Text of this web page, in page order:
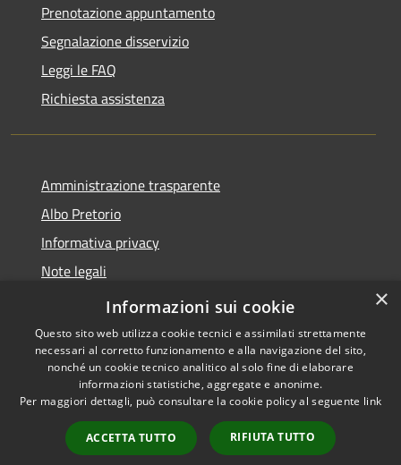
Prenotazione appuntamento
Segnalazione disservizio
Leggi le FAQ
Richiesta assistenza
Amministrazione trasparente
Albo Pretorio
Informativa privacy
Note legali
Dichiarazione di accessibilità
Accessibilità
Copyright © 2026 • Comune di
Martirano • Powered by
Municipium•
Accesso
redazione
×
Informazioni sui cookie
Questo sito web utilizza cookie tecnici e assimilati strettamente
necessari al corretto funzionamento e alla navigazione del sito,
nonché un cookie tecnico analitico al solo fine di elaborare
informazioni statistiche, aggregate e anonime.
Per maggiori dettagli, può consultare la cookie policy al seguente link
ACCETTA TUTTO RIFIUTA TUTTO